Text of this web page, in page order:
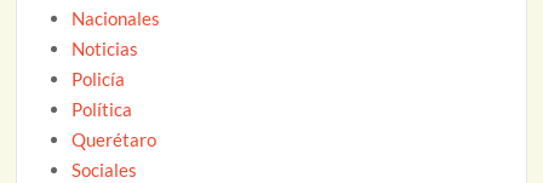
Nacionales
Noticias
Policía
Política
Querétaro
Sociales